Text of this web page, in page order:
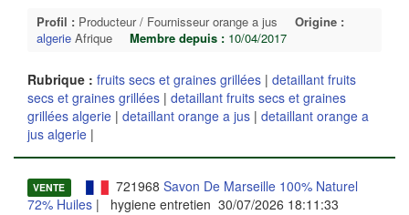
Profil : Producteur / Fournisseur orange a jus
Origine :
algerie Afrique Membre depuis : 10/04/2017
Rubrique : fruits secs et graines grillées | detaillant fruits
secs et graines grillées | detaillant fruits secs et graines
grillées algerie | detaillant orange a jus | detaillant orange a
jus algerie |
VENTE 721968 Savon De Marseille 100% Naturel
72% Huiles | hygiene entretien 30/07/2026 18:11:33